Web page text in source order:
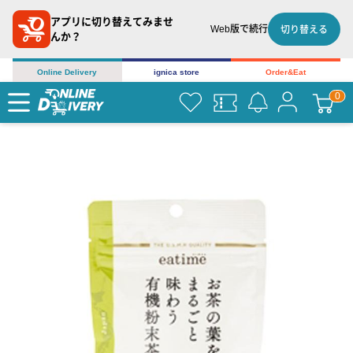
アプリに切り替えてみませ
んか？
Web版で続行 切り替える
Online Delivery ignica store Order&Eat